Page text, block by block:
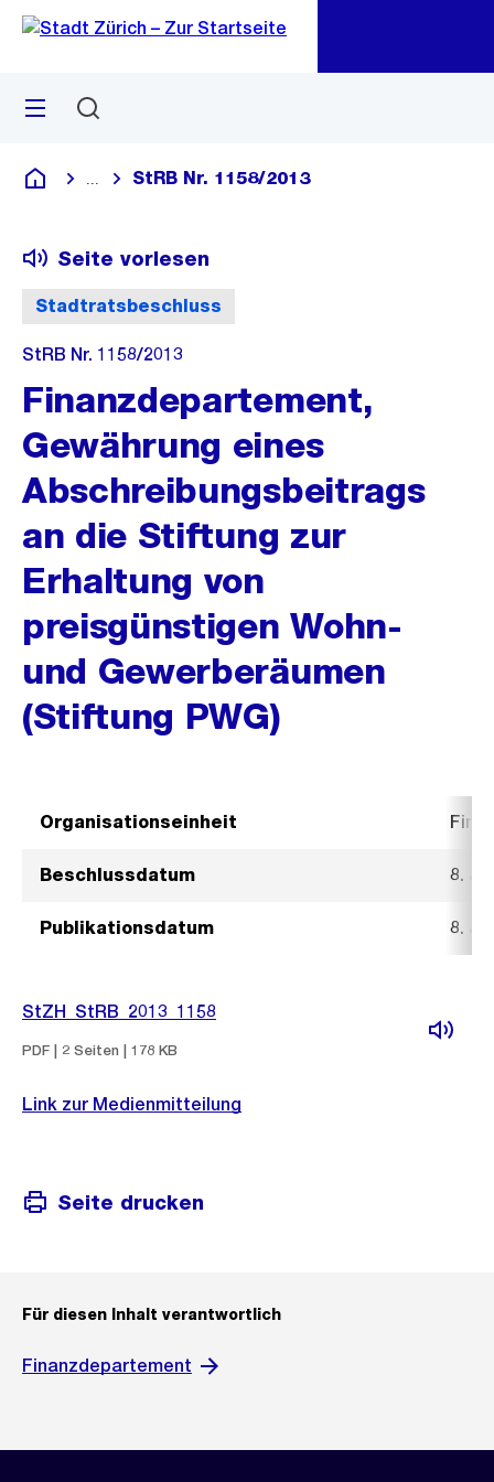
Navigation
Sprunglink
Menü
Deutsch
Blende alle Breadcrumbs ein
StRB Nr. 1158/2013
Stadtratsbeschluss
Seite vorlesen
StRB Nr. 1158/2013
Finanzdepartement,
Gewährung eines
Abschreibungsbeitrags
an die Stiftung zur
Erhaltung von
preisgünstigen Wohn-
und Gewerberäumen
(Stiftung PWG)
Organisationseinheit
Beschlussdatum 8.
Publikationsdatum 8.
StZH_StRB_2013_1158
PDF | 2 Seiten | 178 KB
Link zur Medienmitteilung
Seite drucken
Für diesen Inhalt verantwortlich
Finanzdepartement